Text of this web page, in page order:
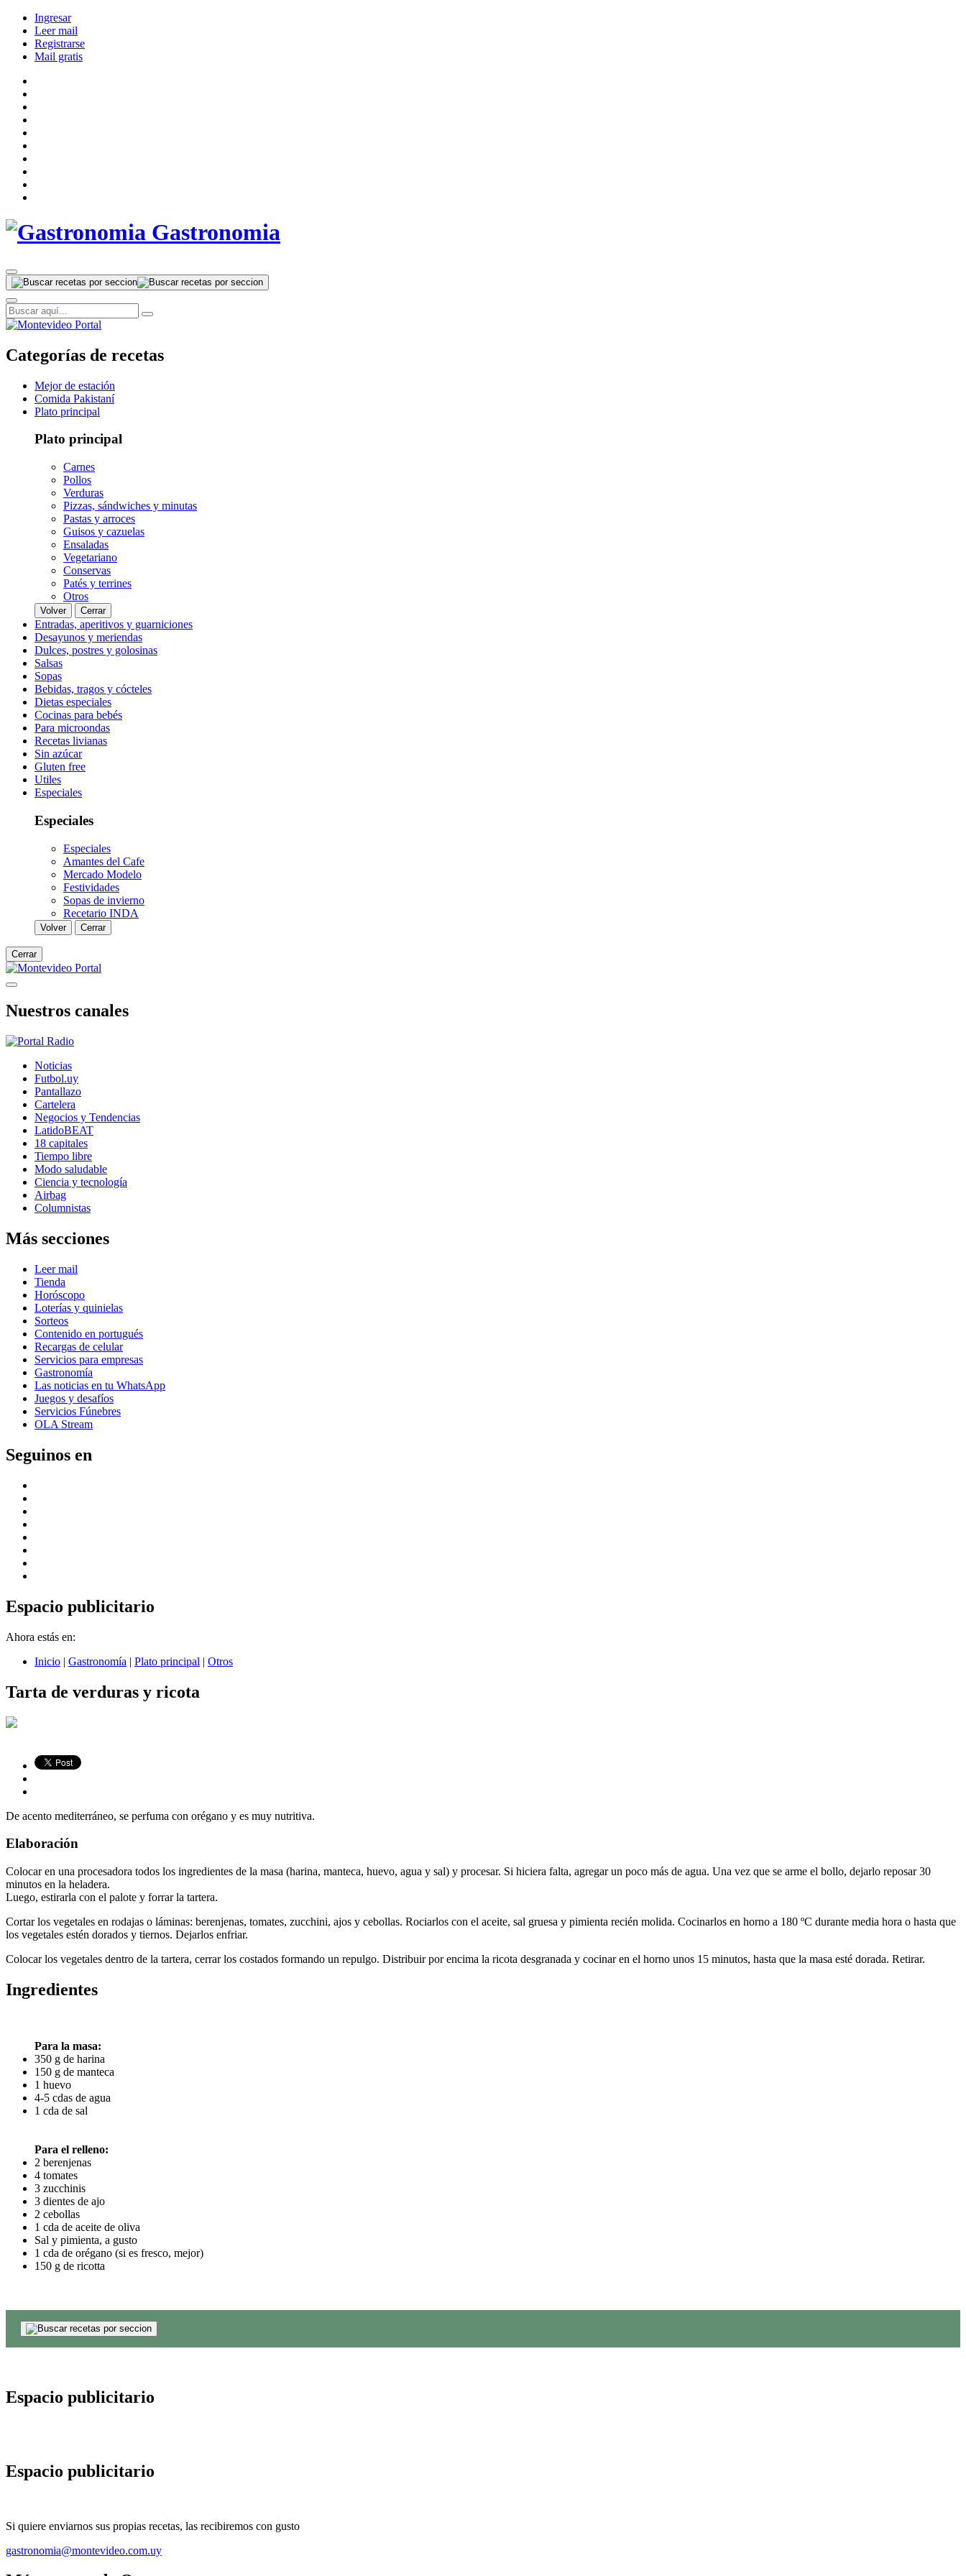
Ingresar
Leer mail
Registrarse
Mail gratis
Gastronomia
Categorías de recetas
Mejor de estación
Comida Pakistaní
Plato principal
Plato principal
Carnes
Pollos
Verduras
Pizzas, sándwiches y minutas
Pastas y arroces
Guisos y cazuelas
Ensaladas
Vegetariano
Conservas
Patés y terrines
Otros
Volver Cerrar
Entradas, aperitivos y guarniciones
Desayunos y meriendas
Dulces, postres y golosinas
Salsas
Sopas
Bebidas, tragos y cócteles
Dietas especiales
Cocinas para bebés
Para microondas
Recetas livianas
Sin azúcar
Gluten free
Utiles
Especiales
Especiales
Especiales
Amantes del Cafe
Mercado Modelo
Festividades
Sopas de invierno
Recetario INDA
Volver Cerrar
Cerrar
Nuestros canales
Noticias
Futbol.uy
Pantallazo
Cartelera
Negocios y Tendencias
LatidoBEAT
18 capitales
Tiempo libre
Modo saludable
Ciencia y tecnología
Airbag
Columnistas
Más secciones
Leer mail
Tienda
Horóscopo
Loterías y quinielas
Sorteos
Contenido en portugués
Recargas de celular
Servicios para empresas
Gastronomía
Las noticias en tu WhatsApp
Juegos y desafíos
Servicios Fúnebres
OLA Stream
Seguinos en
Espacio publicitario
Ahora estás en:
Inicio | Gastronomía | Plato principal | Otros
Tarta de verduras y ricota
De acento mediterráneo, se perfuma con orégano y es muy nutritiva.
Elaboración
Colocar en una procesadora todos los ingredientes de la masa (harina, manteca, huevo, agua y sal) y procesar. Si hiciera falta, agregar un poco más de agua. Una vez que se arme el bollo, dejarlo reposar 30
minutos en la heladera.
Luego, estirarla con el palote y forrar la tartera.
Cortar los vegetales en rodajas o láminas: berenjenas, tomates, zucchini, ajos y cebollas. Rociarlos con el aceite, sal gruesa y pimienta recién molida. Cocinarlos en horno a 180 ºC durante media hora o hasta que
los vegetales estén dorados y tiernos. Dejarlos enfriar.
Colocar los vegetales dentro de la tartera, cerrar los costados formando un repulgo. Distribuir por encima la ricota desgranada y cocinar en el horno unos 15 minutos, hasta que la masa esté dorada. Retirar.
Ingredientes
Para la masa:
350 g de harina
150 g de manteca
1 huevo
4-5 cdas de agua
1 cda de sal
Para el relleno:
2 berenjenas
4 tomates
3 zucchinis
3 dientes de ajo
2 cebollas
1 cda de aceite de oliva
Sal y pimienta, a gusto
1 cda de orégano (si es fresco, mejor)
150 g de ricotta
Espacio publicitario
Espacio publicitario
Si quiere enviarnos sus propias recetas, las recibiremos con gusto
gastronomia@montevideo.com.uy